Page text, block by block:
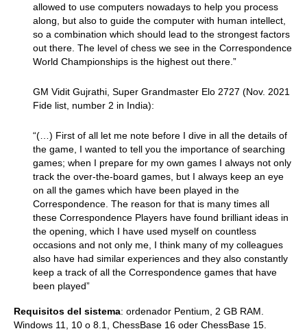
allowed to use computers nowadays to help you process
along, but also to guide the computer with human intellect,
so a combination which should lead to the strongest factors
out there. The level of chess we see in the Correspondence
World Championships is the highest out there.”
GM Vidit Gujrathi, Super Grandmaster Elo 2727 (Nov. 2021
Fide list, number 2 in India):
“(…) First of all let me note before I dive in all the details of
the game, I wanted to tell you the importance of searching
games; when I prepare for my own games I always not only
track the over-the-board games, but I always keep an eye
on all the games which have been played in the
Correspondence. The reason for that is many times all
these Correspondence Players have found brilliant ideas in
the opening, which I have used myself on countless
occasions and not only me, I think many of my colleagues
also have had similar experiences and they also constantly
keep a track of all the Correspondence games that have
been played”
Requisitos del sistema: ordenador Pentium, 2 GB RAM.
Windows 11, 10 o 8.1, ChessBase 16 oder ChessBase 15.